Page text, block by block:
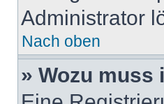
Administrator
Nach oben
» Wozu